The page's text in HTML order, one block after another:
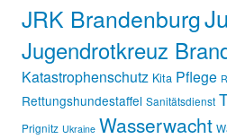
JRK Brandenburg
Jugendrotkreuz
Katastrophenschutz Kita Pflege
Rettungshundestaffel Sanitätsdienst
Prignitz Ukraine Wasserwacht